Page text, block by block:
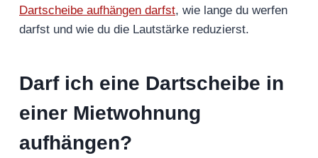
Dartscheibe aufhängen darfst, wie lange du werfen
darfst und wie du die Lautstärke reduzierst.
Darf ich eine Dartscheibe in
einer Mietwohnung
aufhängen?